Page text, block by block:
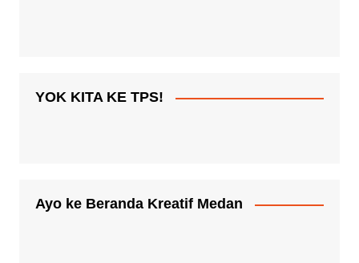
YOK KITA KE TPS!
Ayo ke Beranda Kreatif Medan